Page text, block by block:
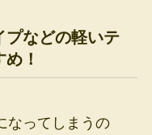
プなどの軽いテ
！
なってしまうの